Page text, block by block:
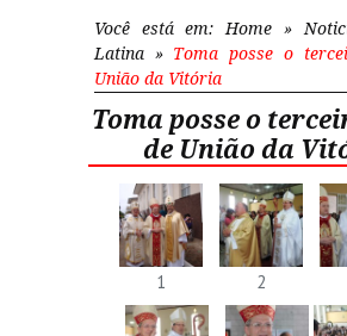
Você está em: Home »
Latina » Toma posse o
União da Vitória
Toma posse o
de União da
1 2